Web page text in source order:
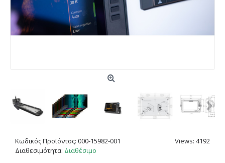
Views: 4192
Κωδικός Προϊόντος: 000-15982-001
Διαθεσιμότητα: Διαθέσιμο